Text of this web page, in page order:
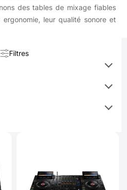
des tables de mixage fiables
leur qualité sonore et
Filtres